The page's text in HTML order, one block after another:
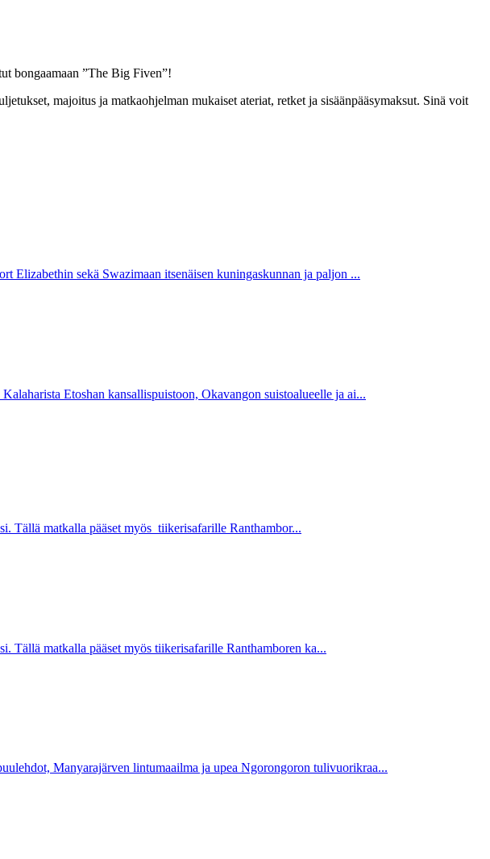
bongaamaan ”The Big Fiven”!
majoitus ja matkaohjelman mukaiset ateriat, retket ja sisäänpääsymaksut. Sinä voit
Elizabethin sekä Swazimaan itsenäisen kuningaskunnan ja paljon ...
Etoshan kansallispuistoon, Okavangon suistoalueelle ja ai...
Tällä matkalla pääset myös tiikerisafarille Ranthambor...
Tällä matkalla pääset myös tiikerisafarille Ranthamboren ka...
Manyarajärven lintumaailma ja upea Ngorongoron tulivuorikraa...